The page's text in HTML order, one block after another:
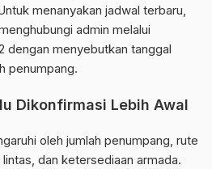
menanyakan jadwal terbaru,
admin melalui
dengan menyebutkan tanggal
penumpang.
Dikonfirmasi Lebih Awal
oleh jumlah penumpang, rute
dan ketersediaan armada.